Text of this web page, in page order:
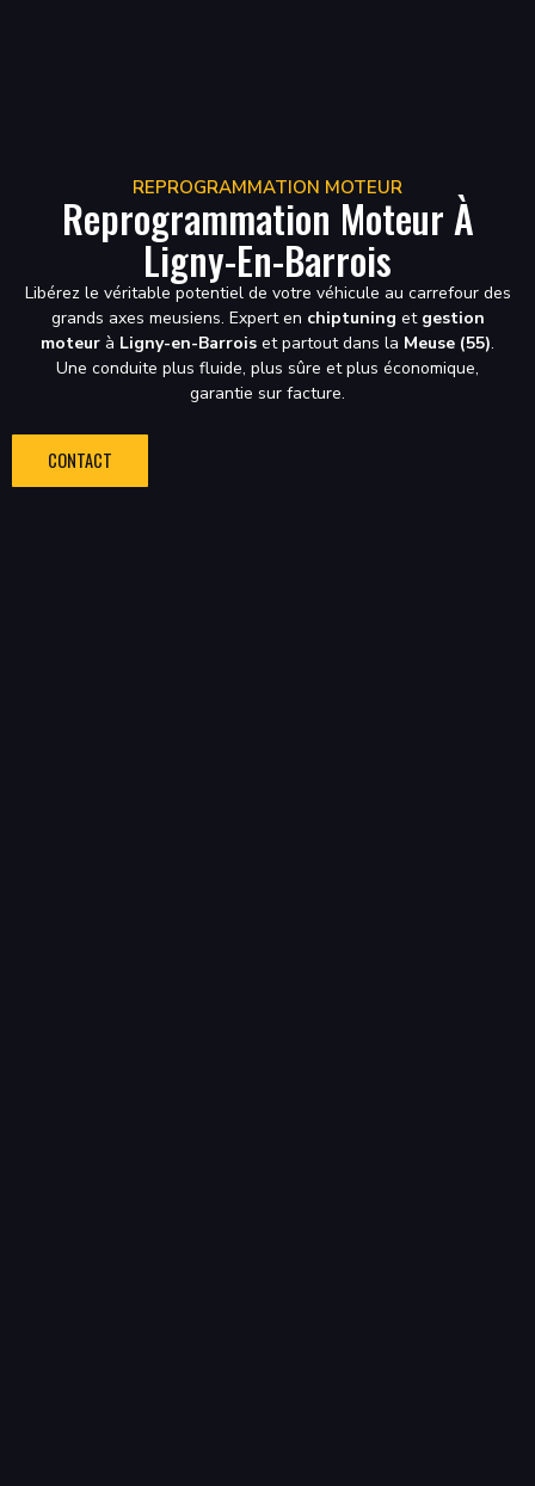
REPROGRAMMATION MOTEUR
Reprogrammation Moteur À
Ligny-En-Barrois
Libérez le véritable potentiel de votre véhicule au carrefour des
grands axes meusiens. Expert en chiptuning et gestion
moteur à Ligny-en-Barrois et partout dans la Meuse (55).
Une conduite plus fluide, plus sûre et plus économique,
garantie sur facture.
CONTACT